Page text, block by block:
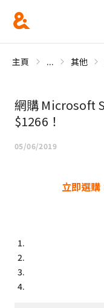
主頁 ... 其他
網購 Microsoft
$1266！
05/06/2019
立即選購